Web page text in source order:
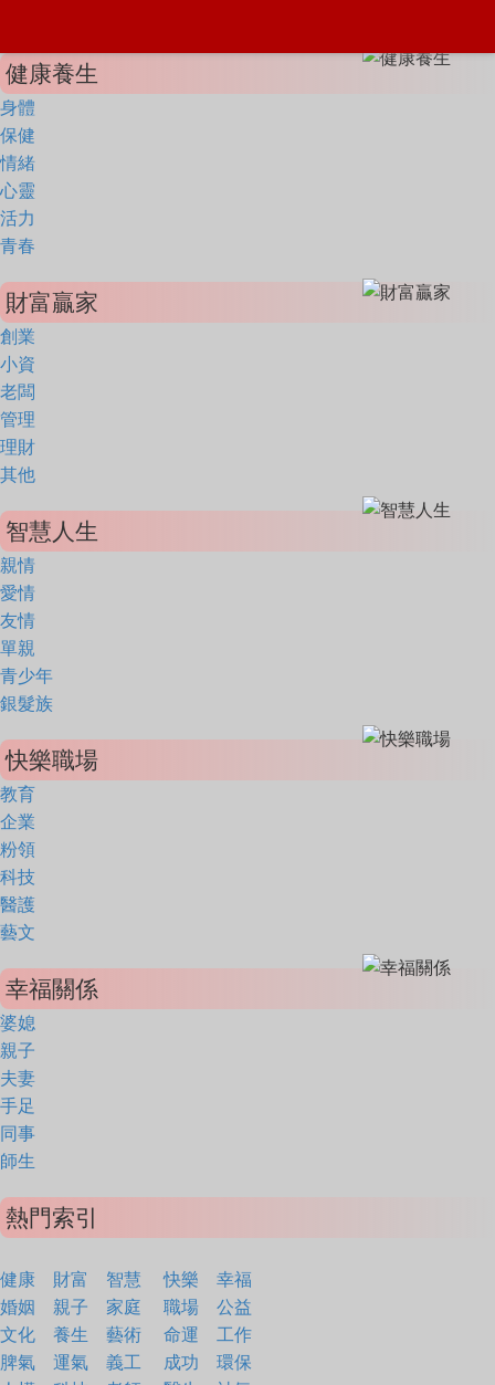
健康養生
身體
保健
情緒
心靈
活力
青春
財富贏家
創業
小資
老闆
管理
理財
其他
智慧人生
親情
愛情
友情
單親
青少年
銀髮族
快樂職場
教育
企業
粉領
科技
醫護
藝文
幸福關係
婆媳
親子
夫妻
手足
同事
師生
熱門索引
健康 財富 智慧 快樂
幸福
婚姻
親子 家庭 職場
公益
文化
養生 藝術 命運
工作
脾氣
運氣 義工 成功
環保